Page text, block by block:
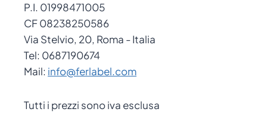
P.I. 01998471005
CF 08238250586
Via Stelvio, 20, Roma - Italia
Tel: 0687190674
Mail: info@ferlabel.com
Tutti i prezzi sono iva esclusa